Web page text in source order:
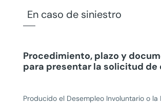
En caso de siniestro
Procedimiento, plazo y
para presentar la solicitud de
Producido el Desempleo Involuntario o